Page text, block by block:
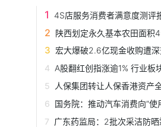
4S店服务消费者满意度测评
陕西划定永久基本农田面积
宏大爆破2.6亿现金收购遭深交
A股翻红创指涨逾1% 行业板块多数飘红在线
人保集团转让人保香港资产
国务院：推动汽车消费向“使
广东药监局：2批次采洁防晒霜